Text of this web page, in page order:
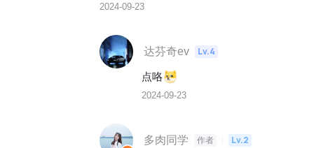
2024-09-23
达芬奇ev Lv.4
点咯
2024-09-23
多肉同学 作者 Lv.2